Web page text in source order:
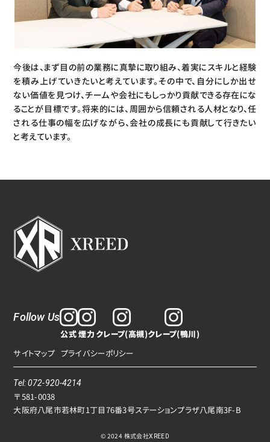
今後は、まず目の前の業務に真摯に取り組み、着実にスキルと経験
を積み上げていきたいと考えています。その中で、自分にしか出せ
ない価値を見つけ、チームや会社にもしっかり貢献できる存在にな
ることが目標です。将来的には、周囲から信頼される人材となり、任
される仕事の幅を広げながら、会社の成長にも貢献して行きたい
と考えています。
Follow Us
公式 煙力 クレープ(高槻)クレープ(鴨川)
サイトマップ プライバシーポリシー
Tel: 072-920-4214
〒581-0038
大阪府八尾市若林町1丁目76番3号ステーションプラザ八尾南3F-B
© 2024 株式会社XREED